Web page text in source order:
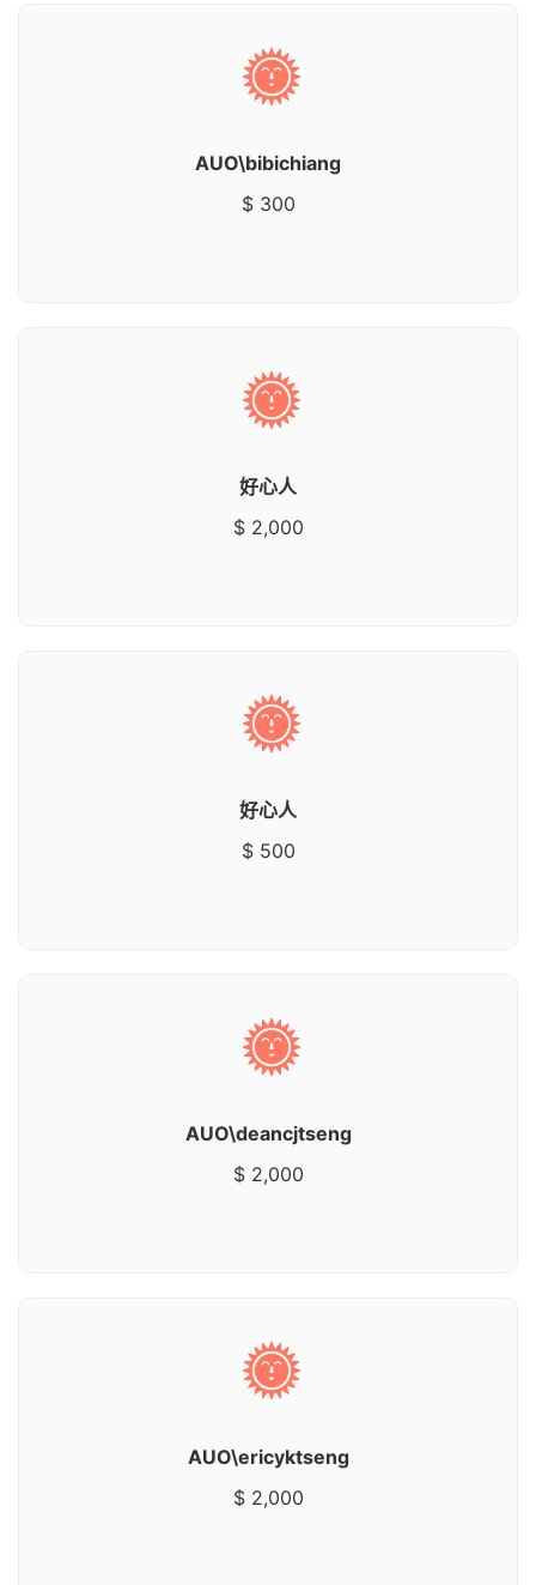
AUO\bibichiang
$ 300
好心人
$ 2,000
好心人
$ 500
AUO\deancjtseng
$ 2,000
AUO\ericyktseng
$ 2,000